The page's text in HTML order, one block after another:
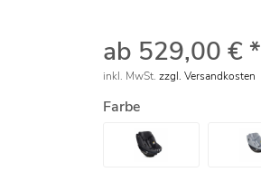
ab 529,00 € *
inkl. MwSt. zzgl. Versandkosten
Farbe